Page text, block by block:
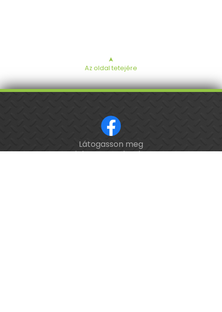
➤
Az oldal tetejére
Látogasson meg
minket a Facebookon!